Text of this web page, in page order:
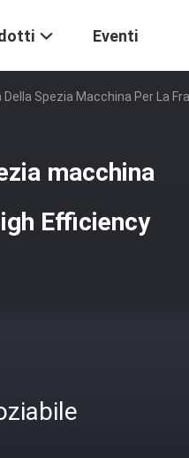
Eventi
Della Spezia Macchina Per La
macchina
Efficiency